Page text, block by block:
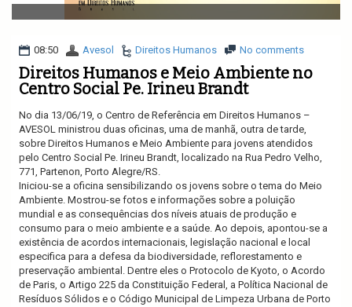
v
i
a
i
o
08:50 Avesol Direitos Humanos No comments
Direitos Humanos e Meio Ambiente no
Centro Social Pe. Irineu Brandt
No dia 13/06/19, o Centro de Referência em Direitos Humanos –
AVESOL ministrou duas oficinas, uma de manhã, outra de tarde,
sobre Direitos Humanos e Meio Ambiente para jovens atendidos
pelo Centro Social Pe. Irineu Brandt, localizado na Rua Pedro Velho,
771, Partenon, Porto Alegre/RS.
Iniciou-se a oficina sensibilizando os jovens sobre o tema do Meio
Ambiente. Mostrou-se fotos e informações sobre a poluição
mundial e as consequências dos níveis atuais de produção e
consumo para o meio ambiente e a saúde. Ao depois, apontou-se a
existência de acordos internacionais, legislação nacional e local
especifica para a defesa da biodiversidade, reflorestamento e
preservação ambiental. Dentre eles o Protocolo de Kyoto, o Acordo
de Paris, o Artigo 225 da Constituição Federal, a Política Nacional de
Resíduos Sólidos e o Código Municipal de Limpeza Urbana de Porto